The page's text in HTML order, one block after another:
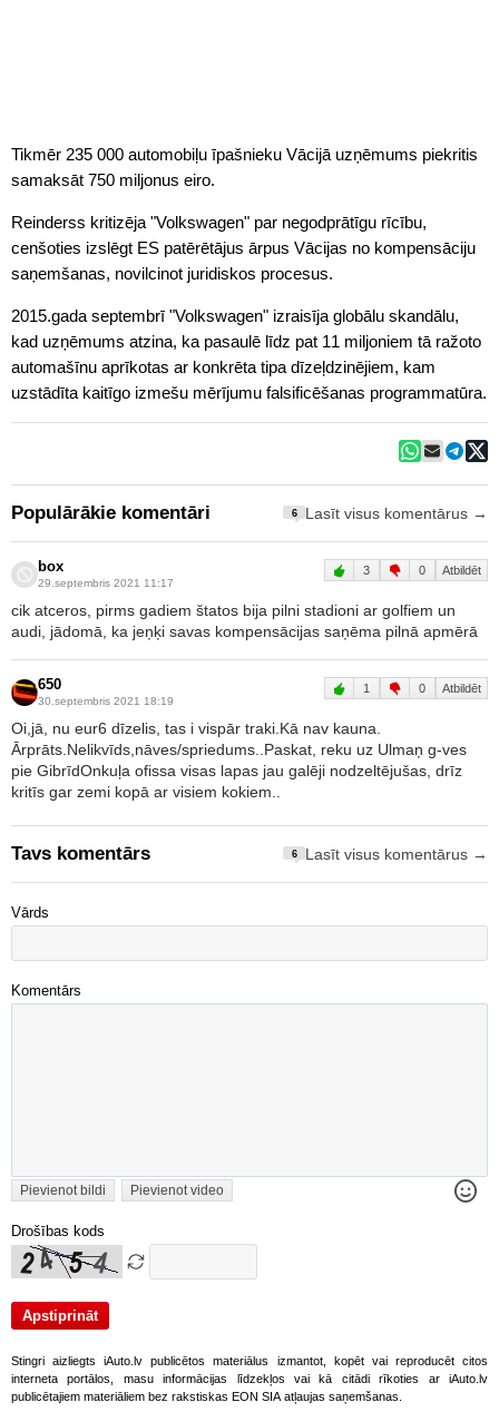
Tikmēr 235 000 automobiļu īpašnieku Vācijā uzņēmums piekritis
samaksāt 750 miljonus eiro.
Reinderss kritizēja "Volkswagen" par negodprātīgu rīcību,
cenšoties izslēgt ES patērētājus ārpus Vācijas no kompensāciju
saņemšanas, novilcinot juridiskos procesus.
2015.gada septembrī "Volkswagen" izraisīja globālu skandālu,
kad uzņēmums atzina, ka pasaulē līdz pat 11 miljoniem tā ražoto
automašīnu aprīkotas ar konkrēta tipa dīzeļdzinējiem, kam
uzstādīta kaitīgo izmešu mērījumu falsificēšanas programmatūra.
Populārākie komentāri 6 Lasīt visus komentārus →
box
29.septembris 2021 11:17
3 0 Atbildēt
cik atceros, pirms gadiem štatos bija pilni stadioni ar golfiem un
audi, jādomā, ka jeņķi savas kompensācijas saņēma pilnā apmērā
650
30.septembris 2021 18:19
1 0 Atbildēt
Oi,jā, nu eur6 dīzelis, tas i vispār traki.Kā nav kauna.
Ārprāts.Nelikvīds,nāves/spriedums..Paskat, reku uz Ulmaņ g-ves
pie GibrīdOnkuļa ofissa visas lapas jau galēji nodzeltējušas, drīz
kritīs gar zemi kopā ar visiem kokiem..
Tavs komentārs 6 Lasīt visus komentārus →
Vārds
Komentārs
Pievienot bildi Pievienot video
Drošības kods
Stingri aizliegts iAuto.lv publicētos materiālus izmantot, kopēt vai reproducēt citos
interneta portālos, masu informācijas līdzekļos vai kā citādi rīkoties ar iAuto.lv
publicētajiem materiāliem bez rakstiskas EON SIA atļaujas saņemšanas.